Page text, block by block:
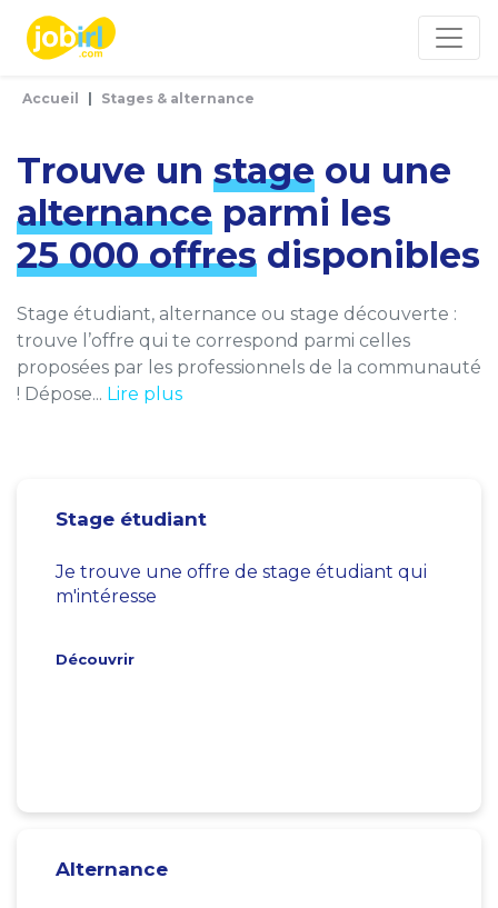
Accueil Stages & alternance
Trouve un stage ou une
alternance parmi les
25 000 offres disponibles
Stage étudiant, alternance ou stage découverte :
trouve l’offre qui te correspond parmi celles
proposées par les professionnels de la communauté
! Dépose... Lire plus
Stage étudiant
Je trouve une offre de stage étudiant qui
m'intéresse
Découvrir
Alternance
Panneau de gestion des cookies